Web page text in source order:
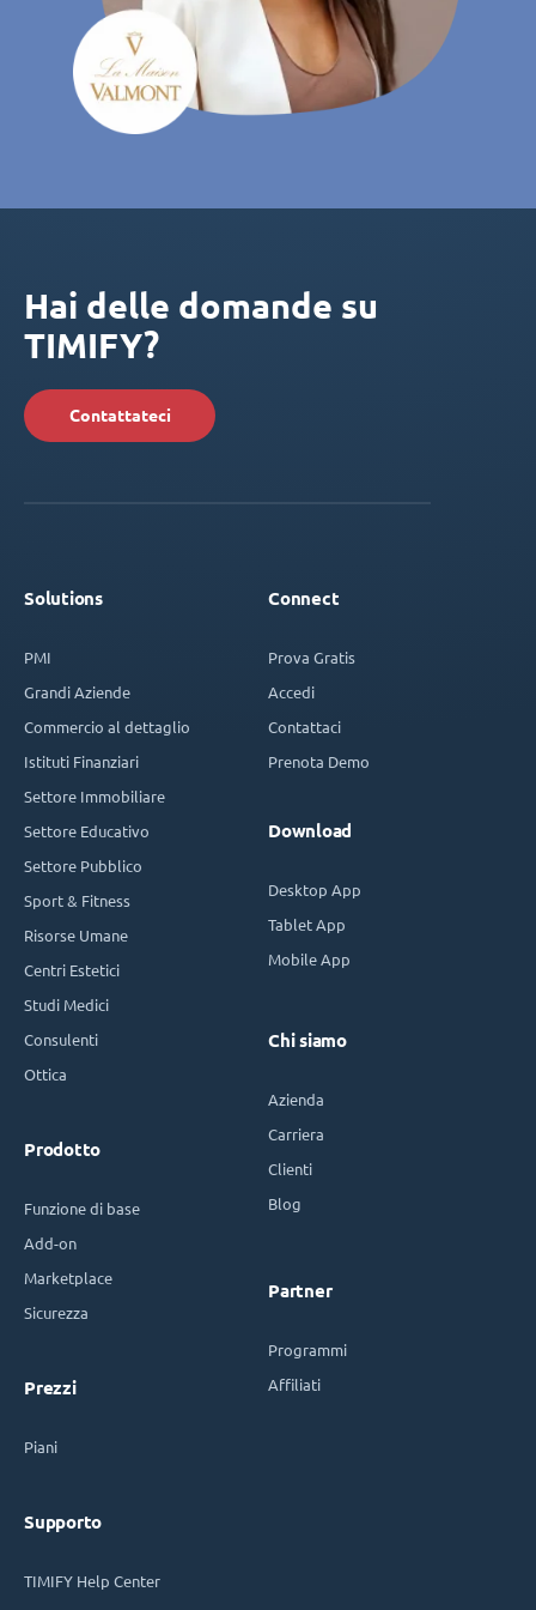
Hai delle domande su
TIMIFY?
Contattateci
Solutions
PMI
Grandi Aziende
Commercio al dettaglio
Istituti Finanziari
Settore Immobiliare
Settore Educativo
Settore Pubblico
Sport & Fitness
Risorse Umane
Centri Estetici
Studi Medici
Consulenti
Ottica
Prodotto
Funzione di base
Add-on
Marketplace
Sicurezza
Prezzi
Piani
Supporto
TIMIFY Help Center
Connect
Prova Gratis
Accedi
Contattaci
Prenota Demo
Download
Desktop App
Tablet App
Mobile App
Chi siamo
Azienda
Carriera
Clienti
Blog
Partner
Programmi
Affiliati